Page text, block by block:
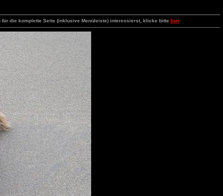
für die komplette Seite (inklusive Menüleiste) interessierst, klicke bitte hier.